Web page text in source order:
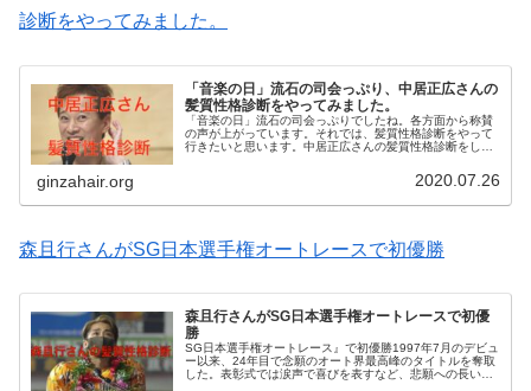
診断をやってみました。
「音楽の日」流石の司会っぷり、中居正広さんの
髪質性格診断をやってみました。
「音楽の日」流石の司会っぷりでしたね。各方面から称賛
の声が上がっています。それでは、髪質性格診断をやって
行きたいと思います。中居正広さんの髪質性格診断をして
ginzahair.org 2020.07.26
森且行さんがSG日本選手権オートレースで初優勝
森且行さんがSG日本選手権オートレースで初優
勝
SG日本選手権オートレース』で初優勝1997年7月のデビュ
ー以来、24年目で念願のオート界最高峰のタイトルを奪取
した。表彰式では涙声で喜びを表すなど、悲願への長い道